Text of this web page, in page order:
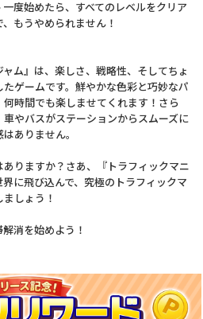
度始めたら、すべてのレベルをクリア
もうやめられません！
ャム』は、楽しさ、戦略性、そしてちょ
ゲームです。鮮やかな色彩と巧妙なパ
時間でも楽しませてくれます！さら
やバスがステーションからスムーズに
ありません。
りますか？さあ、『トラフィックマニ
に飛び込んで、究極のトラフィックマ
しょう！
消を始めよう！